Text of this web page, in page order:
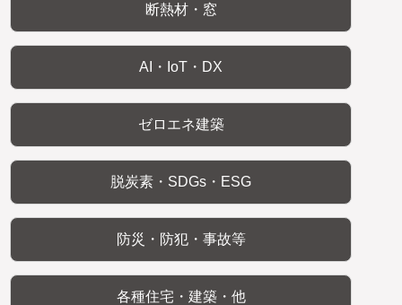
断熱材・窓
AI・IoT・DX
ゼロエネ建築
脱炭素・SDGs・ESG
防災・防犯・事故等
各種住宅・建築・他